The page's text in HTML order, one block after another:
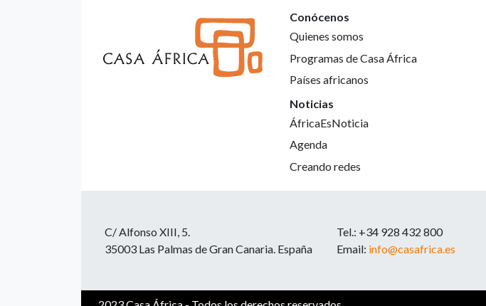
Conócenos
Quienes somos
Programas de Casa África
Países africanos
Noticias
ÁfricaEsNoticia
Agenda
Creando redes
C/ Alfonso XIII, 5.
35003 Las Palmas de Gran Canaria. España
Tel.: +34 928 432 800
Email: info@casafrica.es